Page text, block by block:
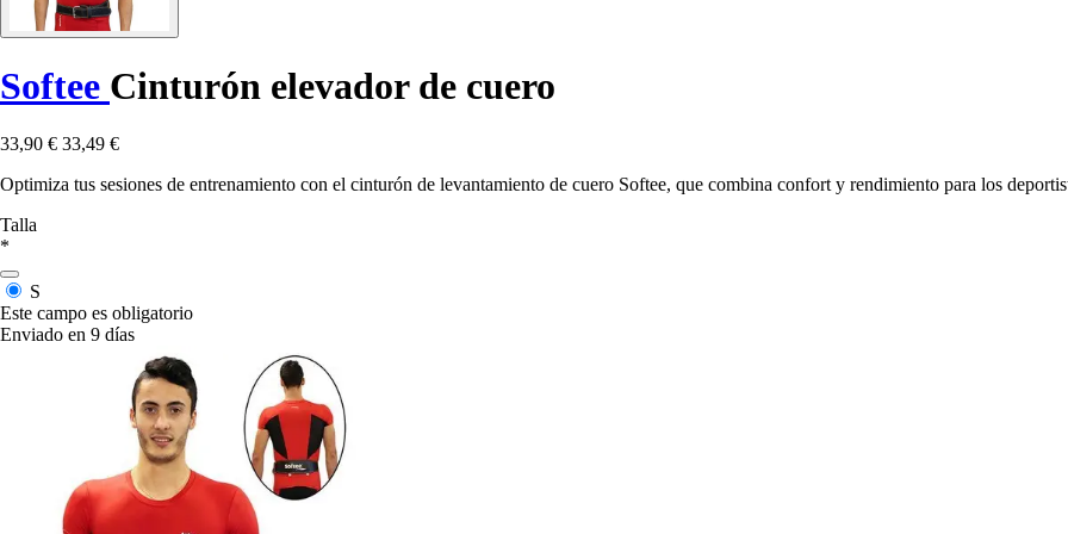
Softee Cinturón elevador de cuero
33,90 € 33,49 €
Optimiza tus sesiones de entrenamiento con el cinturón de levantamiento de cuero Softee, que combina confort y rendimiento para los
Talla
*
S
Este campo es obligatorio
Enviado en 9 días